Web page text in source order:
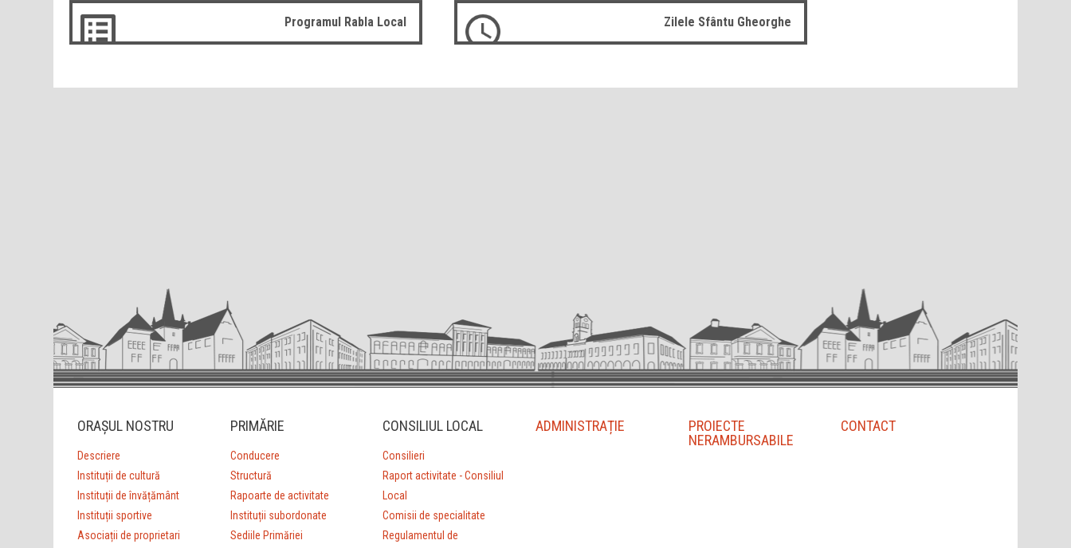
Programul Rabla Local Zilele Sfântu Gheorghe
ORAȘUL NOSTRU
Descriere
Instituții de cultură
Instituții de învățământ
Instituții sportive
Asociații de proprietari
PRIMĂRIE
Conducere
Structură
Rapoarte de activitate
Instituții subordonate
Sediile Primăriei
CONSILIUL LOCAL
Consilieri
Raport activitate - Consiliul
Local
Comisii de specialitate
Regulamentul de
ADMINISTRAȚIE
PROIECTE
NERAMBURSABILE
CONTACT